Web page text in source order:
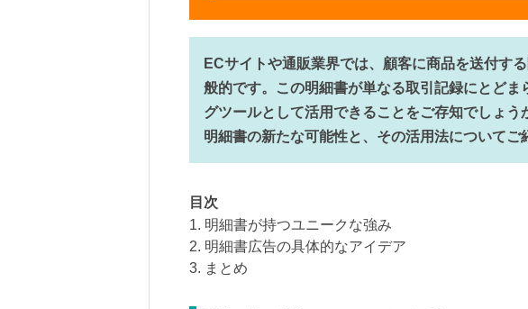
ECサイトや通販業界では、顧客に商品を送付す
般的です。この明細書が単なる取引記録にとどま
グツールとして活用できることをご存知でしょう
明細書の新たな可能性と、その活用法についてご
目次
1. 明細書が持つユニークな強み
2. 明細書広告の具体的なアイデア
3. まとめ